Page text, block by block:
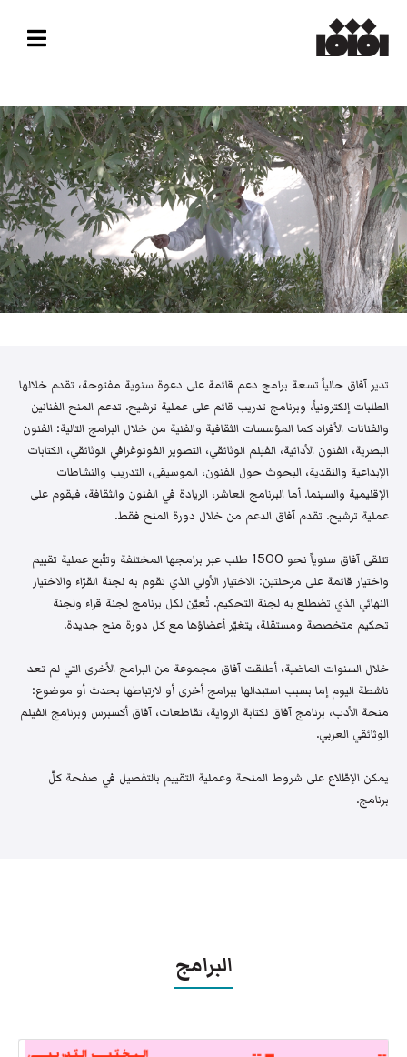
تدير آفاق حالياً تسعة برامج دعم قائمة على دعوة سنوية مفتوحة، تقدم خلالها
الطلبات إلكترونياً، وبرنامج تدريب قائم على عملية ترشيح. تدعم المنح الفنانين
والفنانات الأفراد كما المؤسسات الثقافية والفنية من خلال البرامج التالية: الفنون
البصرية، الفنون الأدائية، الفيلم الوثائقي، التصوير الفوتوغرافي الوثائقي، الكتابات
الإبداعية والنقدية، البحوث حول الفنون، الموسيقى، التدريب والنشاطات
الإقليمية والسينما. أما البرنامج العاشر، الريادة في الفنون والثقافة، فيقوم على
عملية ترشيح. تقدم آفاق الدعم من خلال دورة المنح فقط.
تتلقى آفاق سنوياً نحو 1500 طلب عبر برامجها المختلفة وتتّبع عملية تقييم
واختيار قائمة على مرحلتين: الاختيار الأولي الذي تقوم به لجنة القرّاء والاختيار
النهائي الذي تضطلع به لجنة التحكيم. تُعيّن لكل برنامج لجنة قراء ولجنة
تحكيم متخصصة ومستقلة، يتغيّر أعضاؤها مع كل دورة منح جديدة.
خلال السنوات الماضية، أطلقت آفاق مجموعة من البرامج الأخرى التي لم تعد
ناشطة اليوم إما بسبب استبدالها ببرامج أخرى أو لارتباطها بحدث أو موضوع:
منحة الأدب، برنامج آفاق لكتابة الرواية، تقاطعات، آفاق أكسبرس وبرنامج الفيلم
الوثائقي العربي.
يمكن الإطّلاع على شروط المنحة وعملية التقييم بالتفصيل في صفحة كلّ
برنامج.
البرامج